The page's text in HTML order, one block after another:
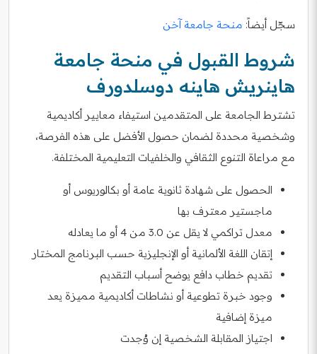
سجّل أيضاً: منحة جامعة آخن
شروط القبول في منحة جامعة
هاينريش هاينه دوسلدورف
تشترط الجامعة على المتقدمين استيفاء معايير أكاديمية
وشخصية محددة لضمان حصول الأفضل على هذه الفرصة،
مع مراعاة التنوع الثقافي والخلفيات التعليمية المختلفة.
الحصول على شهادة ثانوية عامة أو بكالوريوس أو
ماجستير معترف بها
معدل تراكمي لا يقل عن 3.0 من 4 أو ما يعادله
إتقان اللغة الألمانية أو الإنجليزية حسب البرنامج المختار
تقديم خطاب دافع يوضح أسباب التقديم
وجود خبرة تطوعية أو نشاطات أكاديمية مميزة يعد
ميزة إضافية
اجتياز المقابلة الشخصية إن وُجدت